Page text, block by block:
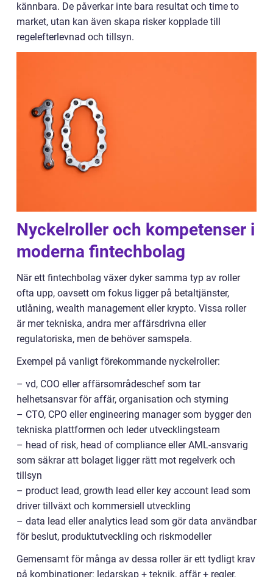
kännbara. De påverkar inte bara resultat och time to
market, utan kan även skapa risker kopplade till
regelefterlevnad och tillsyn.
Nyckelroller och kompetenser i
moderna fintechbolag
När ett fintechbolag växer dyker samma typ av roller
ofta upp, oavsett om fokus ligger på betaltjänster,
utlåning, wealth management eller krypto. Vissa roller
är mer tekniska, andra mer affärsdrivna eller
regulatoriska, men de behöver samspela.
Exempel på vanligt förekommande nyckelroller:
– vd, COO eller affärsområdeschef som tar
helhetsansvar för affär, organisation och styrning
– CTO, CPO eller engineering manager som bygger den
tekniska plattformen och leder utvecklingsteam
– head of risk, head of compliance eller AML-ansvarig
som säkrar att bolaget ligger rätt mot regelverk och
tillsyn
– product lead, growth lead eller key account lead som
driver tillväxt och kommersiell utveckling
– data lead eller analytics lead som gör data användbar
för beslut, produktutveckling och riskmodeller
Gemensamt för många av dessa roller är ett tydligt krav
på kombinationer: ledarskap + teknik, affär + regler,